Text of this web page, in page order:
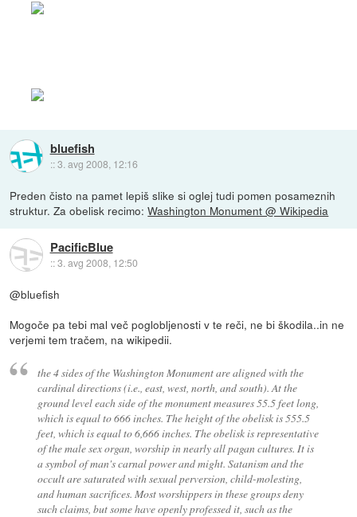
bluefish
::3. avg 2008, 12:16
Preden čisto na pamet lepiš slike si oglej tudi pomen posameznih
struktur. Za obelisk recimo:Washington Monument @ Wikipedia
PacificBlue
::3. avg 2008, 12:50
@bluefish
Mogoče pa tebi mal več poglobljenosti v te reči, ne bi škodila..in ne
verjemi tem tračem, na wikipedii.
the 4 sides of the Washington Monument are aligned with the
cardinal directions (i.e., east, west, north, and south). At the
ground level each side of the monument measures 55.5 feet long,
which is equal to 666 inches. The height of the obelisk is 555.5
feet, which is equal to 6,666 inches. The obelisk is representative
of the male sex organ, worship in nearly all pagan cultures. It is
a symbol of man's carnal power and might. Satanism and the
occult are saturated with sexual perversion, child-molesting,
and human sacrifices. Most worshippers in these groups deny
such claims, but some have openly professed it, such as the